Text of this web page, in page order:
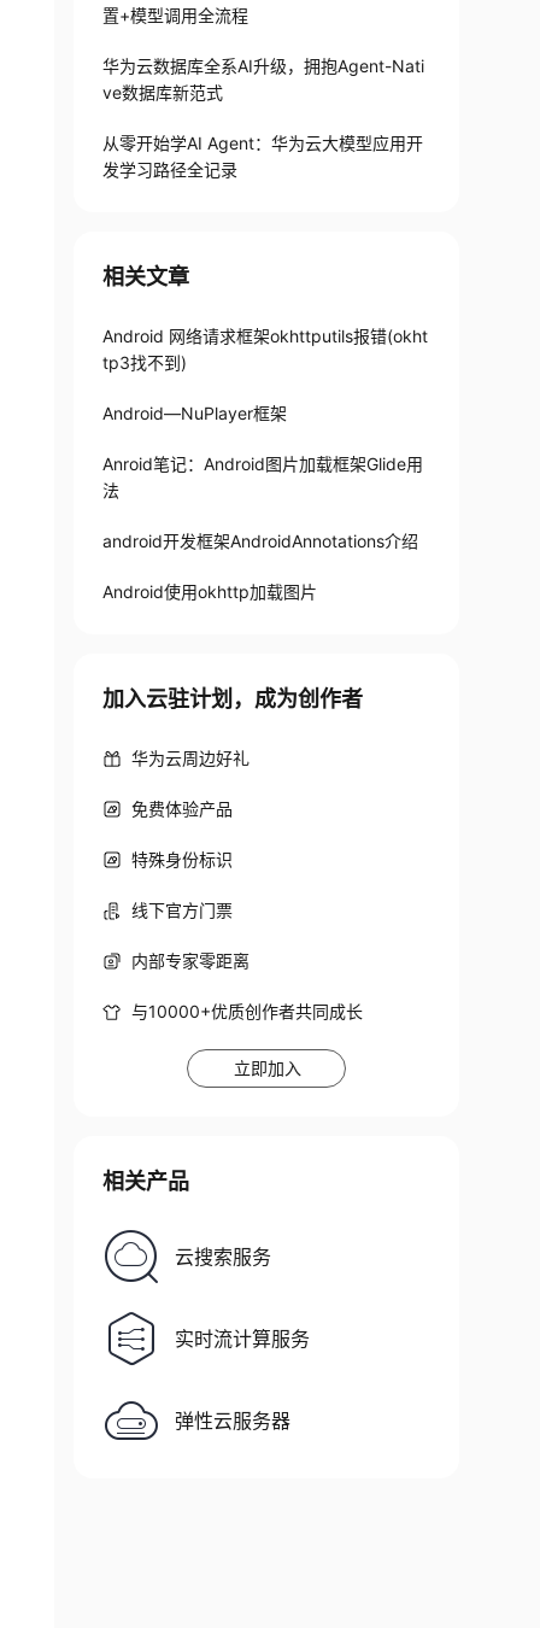
/>
失败的回调Listener
置+模型调用全流程
华为云数据库全系AI升级，拥抱Agent-Nati
ve数据库新范式
从零开始学AI Agent：华为云大模型应用开
发学习路径全记录
相关文章
Android 网络请求框架okhttputils报错(okht
tp3找不到)
Android—NuPlayer框架
Anroid笔记：Android图片加载框架Glide用
法
android开发框架AndroidAnnotations介绍
Android使用okhttp加载图片
加入云驻计划，成为创作者
华为云周边好礼
免费体验产品
特殊身份标识
线下官方门票
内部专家零距离
与10000+优质创作者共同成长
立即加入
相关产品
云搜索服务
实时流计算服务
弹性云服务器